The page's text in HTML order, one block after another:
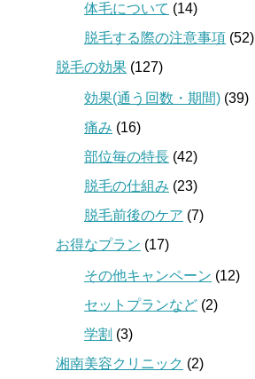
体毛について (14)
脱毛する際の注意事項 (52)
脱毛の効果 (127)
効果(通う回数・期間) (39)
痛み (16)
部位毎の特長 (42)
脱毛の仕組み (23)
脱毛前後のケア (7)
お得なプラン (17)
その他キャンペーン (12)
セットプランなど (2)
学割 (3)
湘南美容クリニック (2)